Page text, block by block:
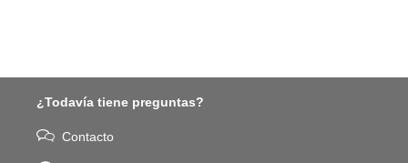
¿Todavía tiene preguntas?
Contacto